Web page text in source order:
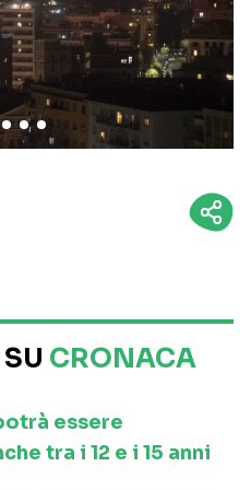
CRONACA
essere
tra i 12 e i 15 anni